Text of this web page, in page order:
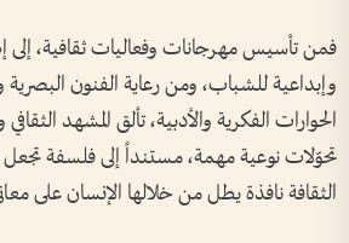
فمن تأسيس مهرجانات وفعاليات ثقافية، إلى
وإبداعية للشباب، ومن رعاية الفنون البصرية
الحوارات الفكرية والأدبية، تألق المشهد
تحوّلات نوعية مهمة، مستنداً إلى فلسفة
الثقافة نافذة يطل من خلالها الإنسان على